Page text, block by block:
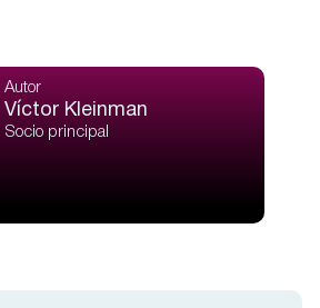
Autor
Víctor Kleinman
Socio principal